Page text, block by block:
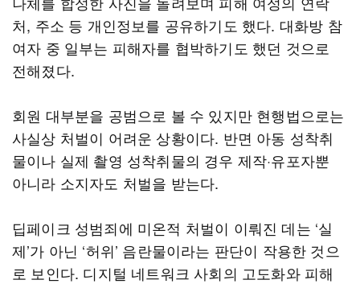
처, 주소 등 개인정보를 공유하기도 했다. 대화방 참
여자 중 일부는 피해자를 협박하기도 했던 것으로
전해졌다.
회원 대부분을 공범으로 볼 수 있지만 현행법으로는
사실상 처벌이 어려운 상황이다. 반면 아동 성착취
물이나 실제 촬영 성착취물의 경우 제작·유포자뿐
아니라 소지자도 처벌을 받는다.
딥페이크 성범죄에 미온적 처벌이 이뤄진 데는 ‘실
제’가 아닌 ‘허위’ 음란물이라는 판단이 작용한 것으
로 보인다. 디지털 네트워크 사회의 고도화와 피해